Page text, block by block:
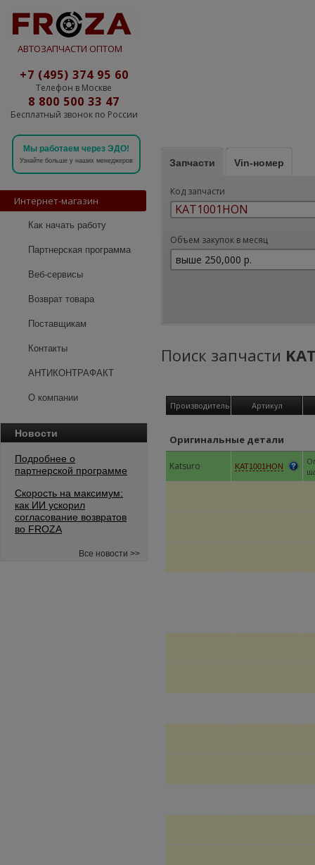
АВТОЗАПЧАСТИ ОПТОМ
+7 (495) 374 95 60
Телефон в Москве
8 800 500 33 47
Бесплатный звонок по России
Мы работаем через ЭДО!
Узнайте больше у наших менеджеров
Интернет-магазин
Как начать работу
Партнерская программа
Веб-сервисы
Возврат товара
Поставщикам
Контакты
АНТИКОНТРАФАКТ
О компании
Новости
Подробнее о
партнерской программе
Скорость на максимум:
как ИИ ускорил
согласование возвратов
во FROZA
Все новости >>
Запчасти Vin-номер
Код запчасти
Объем закупок в месяц
Поиск запчасти
Производитель Артикул
Оригинальные детали
Katsuro KAT1001HON